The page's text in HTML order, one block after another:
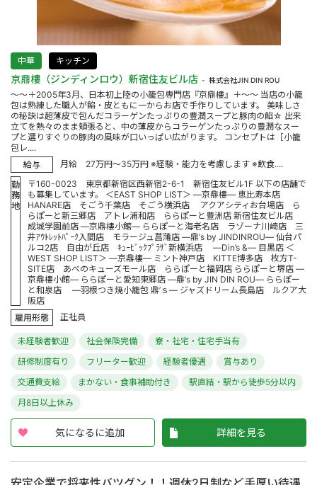
中華 キッチン
京鼎樓（ジンディンロウ）新宿住友ビル店 株式会社JIN DIN ROU
～～＋2005年3月、日本初上陸の小籠包専門店『京鼎樓』＋～～ 当店の小籠
包は熟練した職人が餡・皮ともに一からお店で手作りしています。 美味しさ
の秘訣は超薄皮で包んだコラーゲンたっぷりの豊潤スープと豚肉の餡☆ 出来
立てを熱々のまま頬張ると、中の薄皮からコラーゲンたっぷりの豊潤なスー
プと選りすぐりの豚肉の風味が口いっぱい広がります。 コンセプトは［小籠
包レ....
給与
月給 27万円～35万円 ※経験・能力を考慮します ※飲食....
勤
務
地
〒160-0023 東京都新宿区西新宿2-6-1 新宿住友ビル1F 以下の店舗で
も募集しています。 ＜EAST SHOP LIST＞ ―京鼎樓― 恵比寿本店
HANARE店 そごう千葉店 そごう横浜店 アクアシティお台場店 ら
らぽーと新三郷店 アトレ浦和店 ららぽーと豊洲店 新宿住友ビル店
成城学園前店 ―京鼎樓小館― ららぽーと海老名店 ラゾーナ川崎店 三
井ｱｳﾄﾚｯﾄﾊﾟｰｸ入間店 モラージュ菖蒲店 ―鼎’s by JINDINROU― 仙台パ
ルコ2店 自由が丘店 ｷｭｰﾋﾞｯｸﾌﾟﾗｻﾞ新横浜店 ―Din’s &― 目黒店 ＜
WEST SHOP LIST＞ ―京鼎樓― ミント神戸店 KITTE博多店 枚方T-
SITE店 あべのキューズモール店 ららぽーと福岡店 ららぽーと堺店 ―
京鼎樓小館― ららぽーと愛知東郷店 ―鼎’s by JIN DIN ROU― ららぽー
と和泉店 ―羽根つき焼小籠包 鼎’ｓ― ジャズドリーム長島店 ルクア大
阪店
雇用形態
正社員
未経験者歓迎 社会保険完備
寮・社宅・住宅手当有
研修制度有り
フリーター歓迎 経験者優遇
賞与あり
交通費支給
まかない・食事補助付き
駅直結・駅から徒歩5分以内
月8日以上休み
気になるに追加 詳細を見る